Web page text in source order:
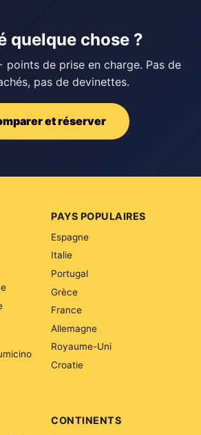
quelque chose ?
points de prise en charge. Pas de
pas de devinettes.
et réserver
PAYS POPULAIRES
Espagne
Italie
Portugal
Grèce
France
Allemagne
Royaume-Uni
Croatie
CONTINENTS